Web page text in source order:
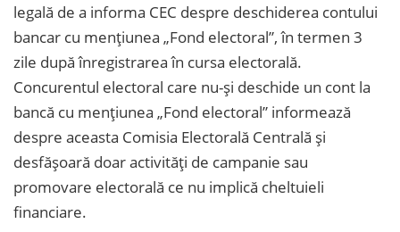
legală de a informa CEC despre deschiderea contului
bancar cu mențiunea „Fond electoral”, în termen 3
zile după înregistrarea în cursa electorală.
Concurentul electoral care nu-şi deschide un cont la
bancă cu menţiunea „Fond electoral” informează
despre aceasta Comisia Electorală Centrală şi
desfăşoară doar activităţi de campanie sau
promovare electorală ce nu implică cheltuieli
financiare.